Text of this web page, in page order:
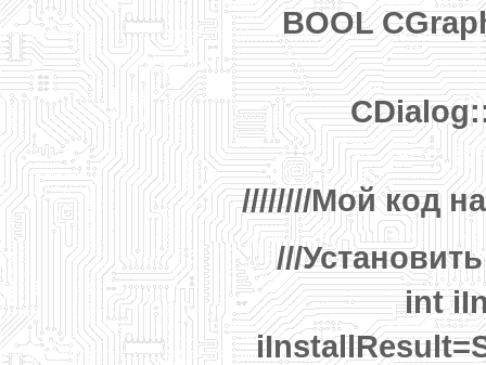
BOOL
////////Мой код
///
int